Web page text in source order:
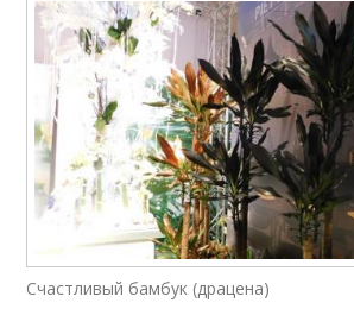
Счастливый бамбук (драцена)